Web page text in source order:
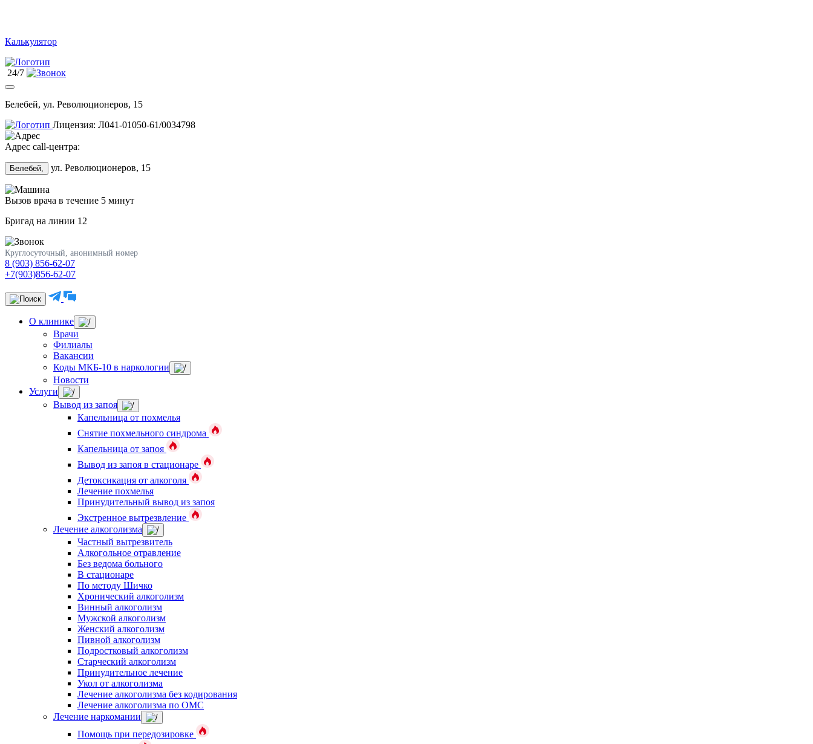
Калькулятор
24/7
Белебей, ул. Революционеров, 15
Лицензия: Л041-01050-61/0034798
Адрес call-центра:
Белебей, ул. Революционеров, 15
Вызов врача в течение 5 минут
Бригад на линии 12
Круглосуточный, анонимный номер
8 (903) 856-62-07
+7(903)856-62-07
О клинике
Врачи
Филиалы
Вакансии
Коды МКБ-10 в наркологии
Новости
Услуги
Вывод из запоя
Капельница от похмелья
Снятие похмельного синдрома
Капельница от запоя
Вывод из запоя в стационаре
Детоксикация от алкоголя
Лечение похмелья
Принудительный вывод из запоя
Экстренное вытрезвление
Лечение алкоголизма
Частный вытрезвитель
Алкогольное отравление
Без ведома больного
В стационаре
По методу Шичко
Хронический алкоголизм
Винный алкоголизм
Мужской алкоголизм
Женский алкоголизм
Пивной алкоголизм
Подростковый алкоголизм
Старческий алкоголизм
Принудительное лечение
Укол от алкоголизма
Лечение алкоголизма без кодирования
Лечение алкоголизма по ОМС
Лечение наркомании
Помощь при передозировке